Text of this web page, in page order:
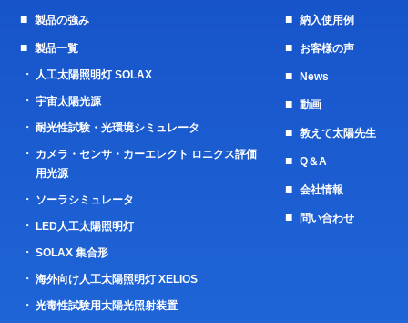
製品の強み
製品一覧
人工太陽照明灯 SOLAX
宇宙太陽光源
耐光性試験・光環境シミュレータ
カメラ・センサ・カーエレクト ロニクス評価
用光源
ソーラシミュレータ
LED人工太陽照明灯
SOLAX 集合形
海外向け人工太陽照明灯 XELIOS
光毒性試験用太陽光照射装置
納入使用例
お客様の声
News
動画
教えて太陽先生
Q＆A
会社情報
問い合わせ